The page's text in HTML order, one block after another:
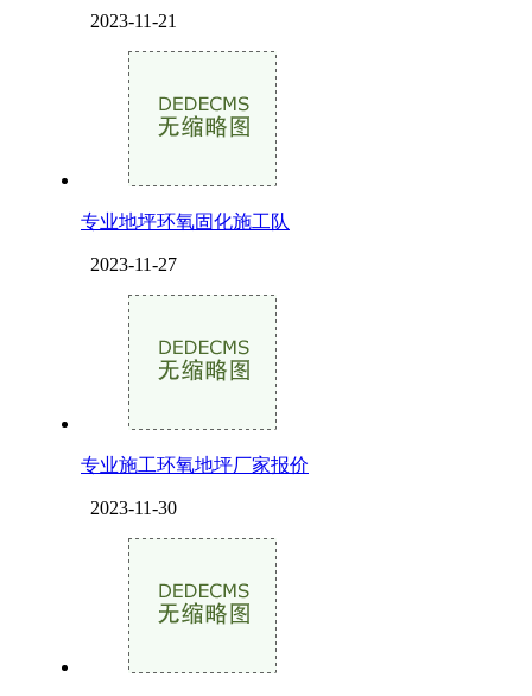
2023-11-21
专业地坪环氧固化施工队
2023-11-27
专业施工环氧地坪厂家报价
2023-11-30